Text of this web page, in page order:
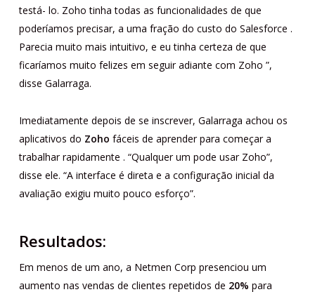
testá- lo. Zoho tinha todas as funcionalidades de que
poderíamos precisar, a uma fração do custo do Salesforce .
Parecia muito mais intuitivo, e eu tinha certeza de que
ficaríamos muito felizes em seguir adiante com Zoho ”,
disse Galarraga.
Imediatamente depois de se inscrever, Galarraga achou os
aplicativos do Zoho fáceis de aprender para começar a
trabalhar rapidamente . “Qualquer um pode usar Zoho”,
disse ele. “A interface é direta e a configuração inicial da
avaliação exigiu muito pouco esforço”.
Resultados:
Em menos de um ano, a Netmen Corp presenciou um
aumento nas vendas de clientes repetidos de 20% para